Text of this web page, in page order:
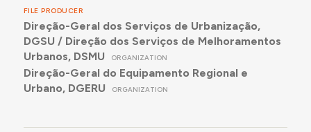
FILE PRODUCER
Direção-Geral dos Serviços de Urbanização,
DGSU / Direção dos Serviços de Melhoramentos
Urbanos, DSMU
ORGANIZATION
Direção-Geral do Equipamento Regional e
Urbano, DGERU
ORGANIZATION